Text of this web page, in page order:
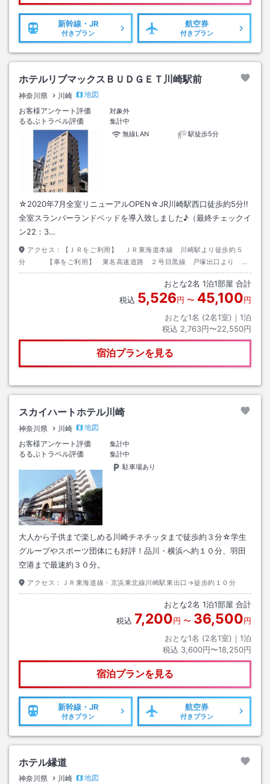
新幹線・JR
付きプラン
航空券
付きプラン
ホテルリブマックスＢＵＤＧＥＴ川崎駅前
神奈川県 川崎
地図
お客様アンケート評価
対象外
るるぶトラベル評価
集計中
無線LAN
駅徒歩5分
☆2020年7月全室リニューアルOPEN☆JR川崎駅西口徒歩約5分!!
全室スランバーランドベッドを導入致しました♪（最終チェックイ
ン22：3…
アクセス：
【ＪＲをご利用】 ＪＲ東海道本線 川崎駅より徒歩約５
分 【車をご利用】 東名高速道路 ２号目黒線 戸塚出口より 国
道１号線 尻手を左折して５００ｍ左側
おとな2名 1泊1部屋 合計
税込 5,526円 〜 45,100円
おとな1名 (2名1室)｜ 1泊
税込 2,763円〜22,550円
宿泊プランを見る
スカイハートホテル川崎
神奈川県 川崎
地図
お客様アンケート評価
集計中
るるぶトラベル評価
集計中
駐車場あり
大人から子供まで楽しめる川崎チネチッタまで徒歩約３分☆学生
グループやスポーツ団体にも好評！品川・横浜へ約１０分、羽田
空港まで最速約３０分。
アクセス： ＪＲ東海道線・京浜東北線川崎駅東出口→徒歩約１０分
おとな2名 1泊1部屋 合計
税込 7,200円 〜 36,500円
おとな1名 (2名1室)｜ 1泊
税込 3,600円〜18,250円
宿泊プランを見る
新幹線・JR
付きプラン
航空券
付きプラン
ホテル縁道
神奈川県 川崎
地図